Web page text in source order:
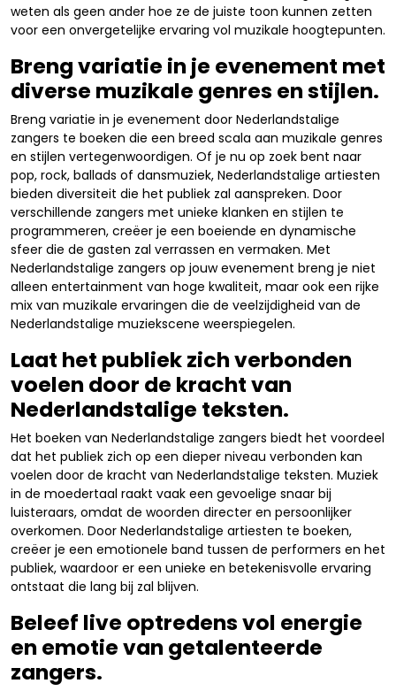
weten als geen ander hoe ze de juiste toon kunnen zetten
voor een onvergetelijke ervaring vol muzikale hoogtepunten.
Breng variatie in je evenement met
diverse muzikale genres en stijlen.
Breng variatie in je evenement door Nederlandstalige
zangers te boeken die een breed scala aan muzikale genres
en stijlen vertegenwoordigen. Of je nu op zoek bent naar
pop, rock, ballads of dansmuziek, Nederlandstalige artiesten
bieden diversiteit die het publiek zal aanspreken. Door
verschillende zangers met unieke klanken en stijlen te
programmeren, creëer je een boeiende en dynamische
sfeer die de gasten zal verrassen en vermaken. Met
Nederlandstalige zangers op jouw evenement breng je niet
alleen entertainment van hoge kwaliteit, maar ook een rijke
mix van muzikale ervaringen die de veelzijdigheid van de
Nederlandstalige muziekscene weerspiegelen.
Laat het publiek zich verbonden
voelen door de kracht van
Nederlandstalige teksten.
Het boeken van Nederlandstalige zangers biedt het voordeel
dat het publiek zich op een dieper niveau verbonden kan
voelen door de kracht van Nederlandstalige teksten. Muziek
in de moedertaal raakt vaak een gevoelige snaar bij
luisteraars, omdat de woorden directer en persoonlijker
overkomen. Door Nederlandstalige artiesten te boeken,
creëer je een emotionele band tussen de performers en het
publiek, waardoor er een unieke en betekenisvolle ervaring
ontstaat die lang bij zal blijven.
Beleef live optredens vol energie
en emotie van getalenteerde
zangers.